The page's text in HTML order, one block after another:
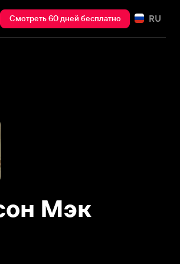
Смотреть 60 дней бесплатно RU
Мэк